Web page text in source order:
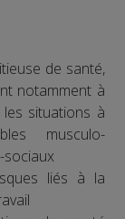
de santé,
notamment à
situations à
musculo-
sociaux
liés à la